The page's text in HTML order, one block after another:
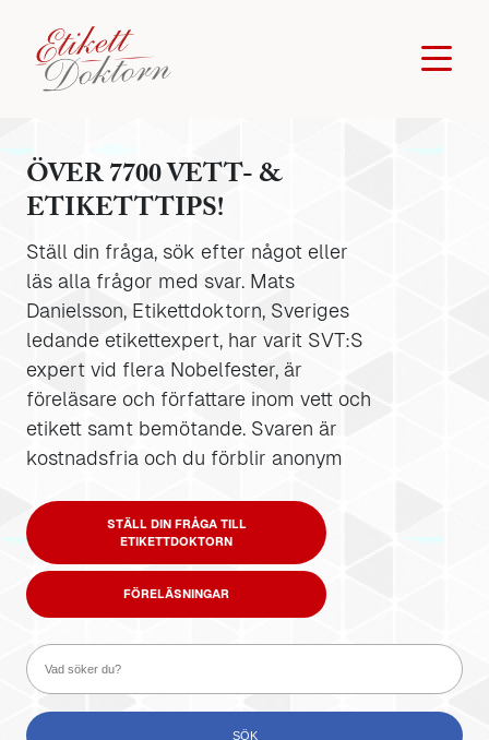
ÖVER 7700 VETT- &
ETIKETTTIPS!
Ställ din fråga, sök efter något eller
läs alla frågor med svar. Mats
Danielsson, Etikettdoktorn, Sveriges
ledande etikettexpert, har varit SVT:S
expert vid flera Nobelfester, är
föreläsare och författare inom vett och
etikett samt bemötande. Svaren är
kostnadsfria och du förblir anonym
STÄLL DIN FRÅGA TILL
ETIKETTDOKTORN
FÖRELÄSNINGAR